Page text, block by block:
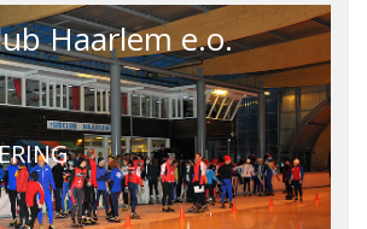
Haarlem e.o.